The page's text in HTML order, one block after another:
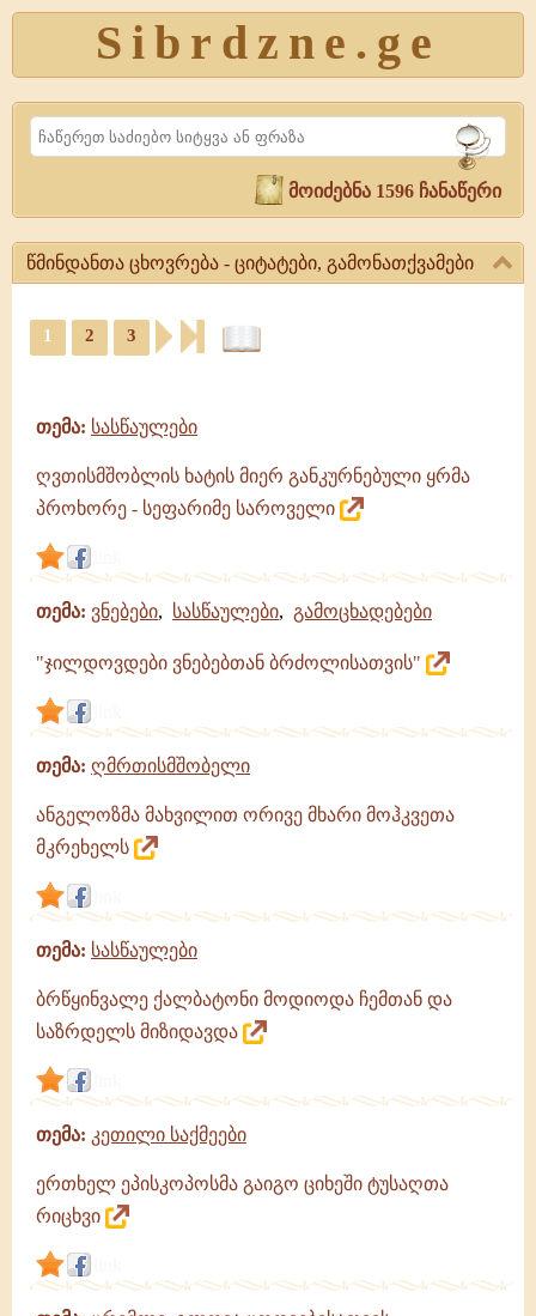
Sibrdzne.ge
Search
მოიძებნა 1596 ჩანაწერი
წმინდანთა ცხოვრება - ციტატები, გამონათქვამები
ცხოვრება
წმინდანთა
წიგნი,
ციტატები
გამონათქვამები
1 2 3
თემა: სასწაულები
ღვთისმშობლის ხატის მიერ განკურნებული ყრმა
პროხორე - სეფარიმე საროველი
თემა: ვნებები, სასწაულები, გამოცხადებები
"ჯილდოვდები ვნებებთან ბრძოლისათვის"
თემა: ღმრთისმშობელი
ანგელოზმა მახვილით ორივე მხარი მოჰკვეთა
მკრეხელს
თემა: სასწაულები
ბრწყინვალე ქალბატონი მოდიოდა ჩემთან და
საზრდელს მიზიდავდა
თემა: კეთილი საქმეები
ერთხელ ეპისკოპოსმა გაიგო ციხეში ტუსაღთა
რიცხვი